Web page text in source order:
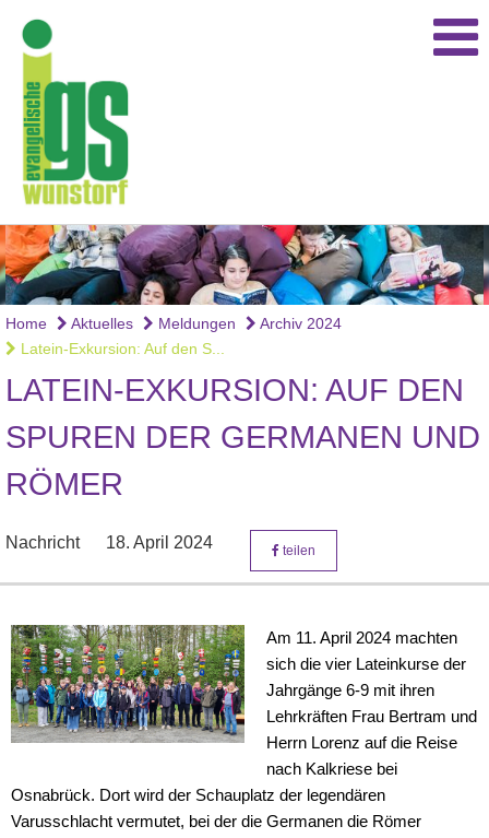
Home Aktuelles Meldungen
Archiv 2024
Latein-Exkursion: Auf den S...
LATEIN-EXKURSION: AUF DEN
SPUREN DER GERMANEN UND
RÖMER
Nachricht 18. April 2024 teilen
Am 11. April 2024 machten
sich die vier Lateinkurse der
Jahrgänge 6-9 mit ihren
Lehrkräften Frau Bertram und
Herrn Lorenz auf die Reise
nach Kalkriese bei
Osnabrück. Dort wird der Schauplatz der legendären
Varusschlacht vermutet, bei der die Germanen die Römer